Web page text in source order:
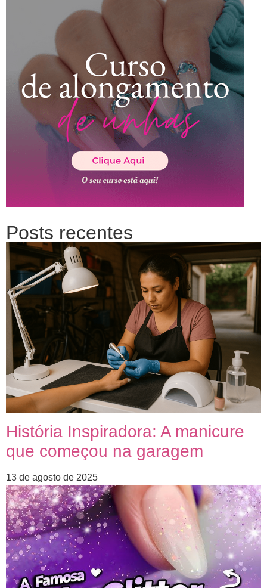
Posts recentes
História Inspiradora: A manicure
que começou na garagem
13 de agosto de 2025